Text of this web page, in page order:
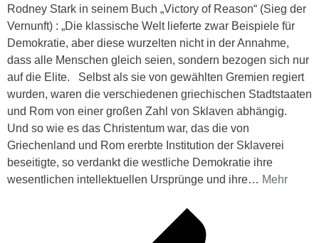
Rodney Stark in seinem Buch „Victory of Reason“ (Sieg der
Vernunft) : „Die klassische Welt lieferte zwar Beispiele für
Demokratie, aber diese wurzelten nicht in der Annahme,
dass alle Menschen gleich seien, sondern bezogen sich nur
auf die Elite. Selbst als sie von gewählten Gremien regiert
wurden, waren die verschiedenen griechischen Stadtstaaten
und Rom von einer großen Zahl von Sklaven abhängig.
Und so wie es das Christentum war, das die von
Griechenland und Rom ererbte Institution der Sklaverei
beseitigte, so verdankt die westliche Demokratie ihre
wesentlichen intellektuellen Ursprünge und ihre… Mehr